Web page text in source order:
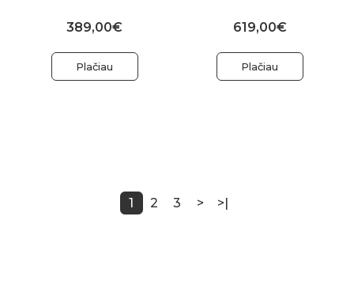
389,00€
Plačiau
619,00€
Plačiau
1 2 3 > >|